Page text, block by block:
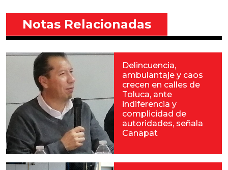
Notas Relacionadas
Delincuencia,
ambulantaje y caos
crecen en calles de
Toluca, ante
indiferencia y
complicidad de
autoridades, señala
Canapat